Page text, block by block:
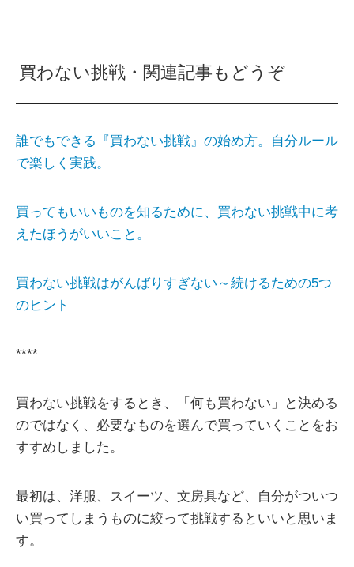
買わない挑戦・関連記事もどうぞ
誰でもできる『買わない挑戦』の始め方。自分ルール
で楽しく実践。
買ってもいいものを知るために、買わない挑戦中に考
えたほうがいいこと。
買わない挑戦はがんばりすぎない～続けるための5つ
のヒント
****
買わない挑戦をするとき、「何も買わない」と決める
のではなく、必要なものを選んで買っていくことをお
すすめしました。
最初は、洋服、スイーツ、文房具など、自分がついつ
い買ってしまうものに絞って挑戦するといいと思いま
す。